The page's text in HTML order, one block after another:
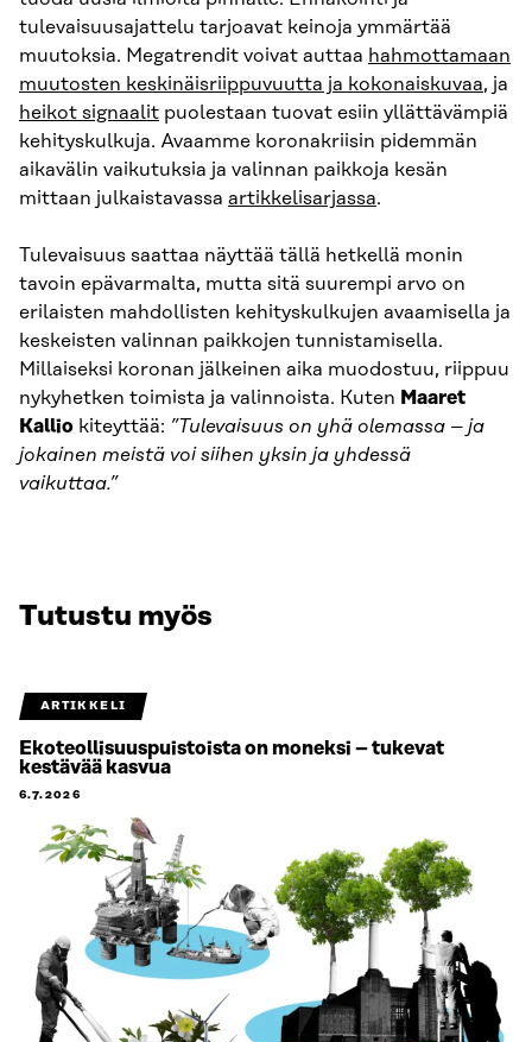
tulevaisuusajattelu tarjoavat keinoja ymmärtää
muutoksia. Megatrendit voivat auttaa hahmottamaan
muutosten keskinäisriippuvuutta ja kokonaiskuvaa, ja
heikot signaalit puolestaan tuovat esiin yllättävämpiä
kehityskulkuja. Avaamme koronakriisin pidemmän
aikavälin vaikutuksia ja valinnan paikkoja kesän
mittaan julkaistavassa artikkelisarjassa.
Tulevaisuus saattaa näyttää tällä hetkellä monin
tavoin epävarmalta, mutta sitä suurempi arvo on
erilaisten mahdollisten kehityskulkujen avaamisella ja
keskeisten valinnan paikkojen tunnistamisella.
Millaiseksi koronan jälkeinen aika muodostuu, riippuu
nykyhetken toimista ja valinnoista. Kuten Maaret
Kallio kiteyttää: ”Tulevaisuus on yhä olemassa – ja
jokainen meistä voi siihen yksin ja yhdessä
vaikuttaa.”
Tutustu myös
ARTIKKELI
Ekoteollisuuspuistoista on moneksi – tukevat
kestävää kasvua
6.7.2026